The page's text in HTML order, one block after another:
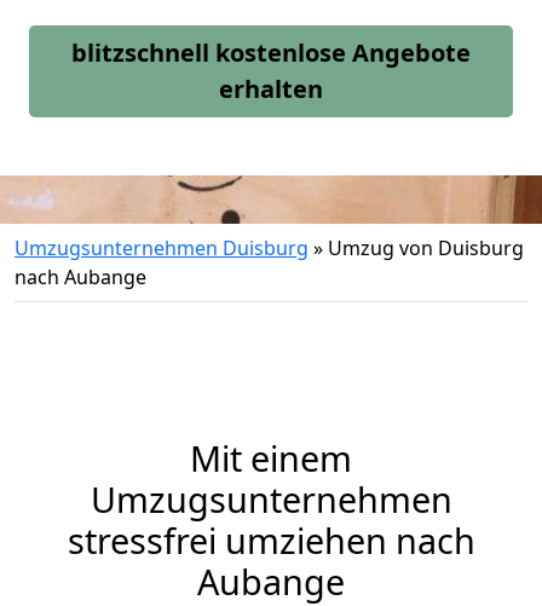
blitzschnell kostenlose Angebote
erhalten
Umzugsunternehmen Duisburg » Umzug von Duisburg
nach Aubange
Mit einem
Umzugsunternehmen
stressfrei umziehen nach
Aubange